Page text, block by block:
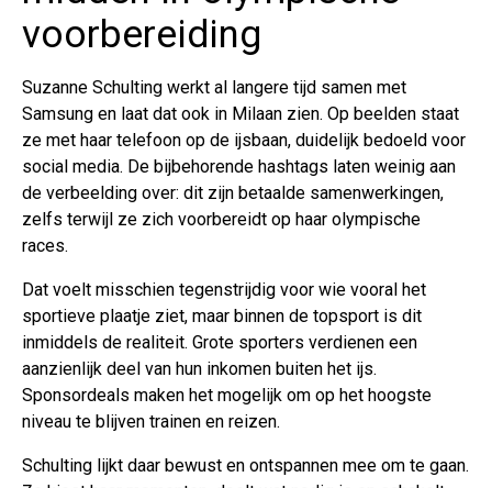
voorbereiding
Suzanne Schulting werkt al langere tijd samen met
Samsung en laat dat ook in Milaan zien. Op beelden staat
ze met haar telefoon op de ijsbaan, duidelijk bedoeld voor
social media. De bijbehorende hashtags laten weinig aan
de verbeelding over: dit zijn betaalde samenwerkingen,
zelfs terwijl ze zich voorbereidt op haar olympische
races.
Dat voelt misschien tegenstrijdig voor wie vooral het
sportieve plaatje ziet, maar binnen de topsport is dit
inmiddels de realiteit. Grote sporters verdienen een
aanzienlijk deel van hun inkomen buiten het ijs.
Sponsordeals maken het mogelijk om op het hoogste
niveau te blijven trainen en reizen.
Schulting lijkt daar bewust en ontspannen mee om te gaan.